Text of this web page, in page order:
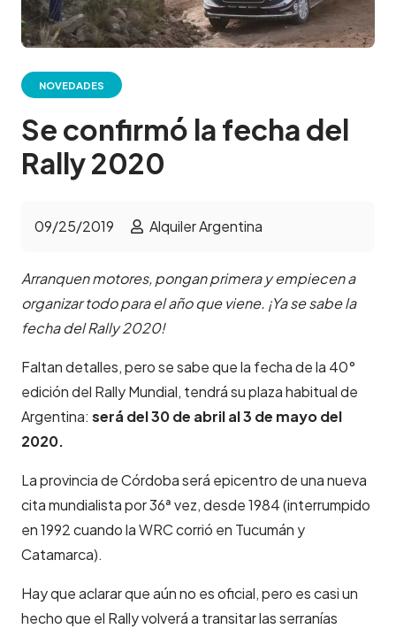
NOVEDADES
Se confirmó la fecha del
Rally 2020
09/25/2019 Alquiler Argentina
Arranquen motores, pongan primera y empiecen a
organizar todo para el año que viene. ¡Ya se sabe la
fecha del Rally 2020!
Faltan detalles, pero se sabe que la fecha de la 40°
edición del Rally Mundial, tendrá su plaza habitual de
Argentina: será del 30 de abril al 3 de mayo del
2020.
La provincia de Córdoba será epicentro de una nueva
cita mundialista por 36ª vez, desde 1984 (interrumpido
en 1992 cuando la WRC corrió en Tucumán y
Catamarca).
Hay que aclarar que aún no es oficial, pero es casi un
hecho que el Rally volverá a transitar las serranías